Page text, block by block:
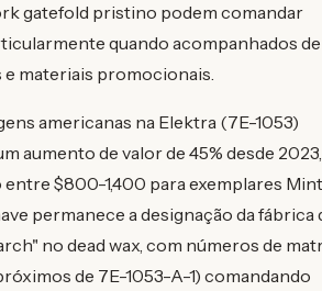
gatefold pristino podem comandar
quando acompanhados de
materiais promocionais.
americanas na Elektra (7E-1053)
aumento de valor de 45% desde 2023,
$800-1,400 para exemplares
permanece a designação da fábrica
no dead wax, com números de
de 7E-1053-A-1) comandando